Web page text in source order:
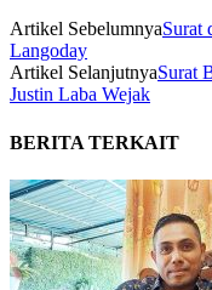
Artikel SebelumnyaSurat
Langoday
Artikel SelanjutnyaSurat
Justin Laba Wejak
BERITA TERKAIT